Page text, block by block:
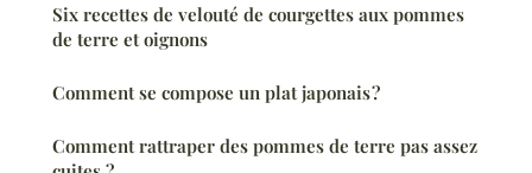
Six recettes de velouté de courgettes aux pommes
de terre et oignons
Comment se compose un plat japonais ?
Comment rattraper des pommes de terre pas assez